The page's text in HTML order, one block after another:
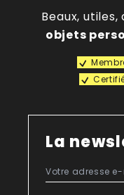
Beaux, utiles,
objets
La